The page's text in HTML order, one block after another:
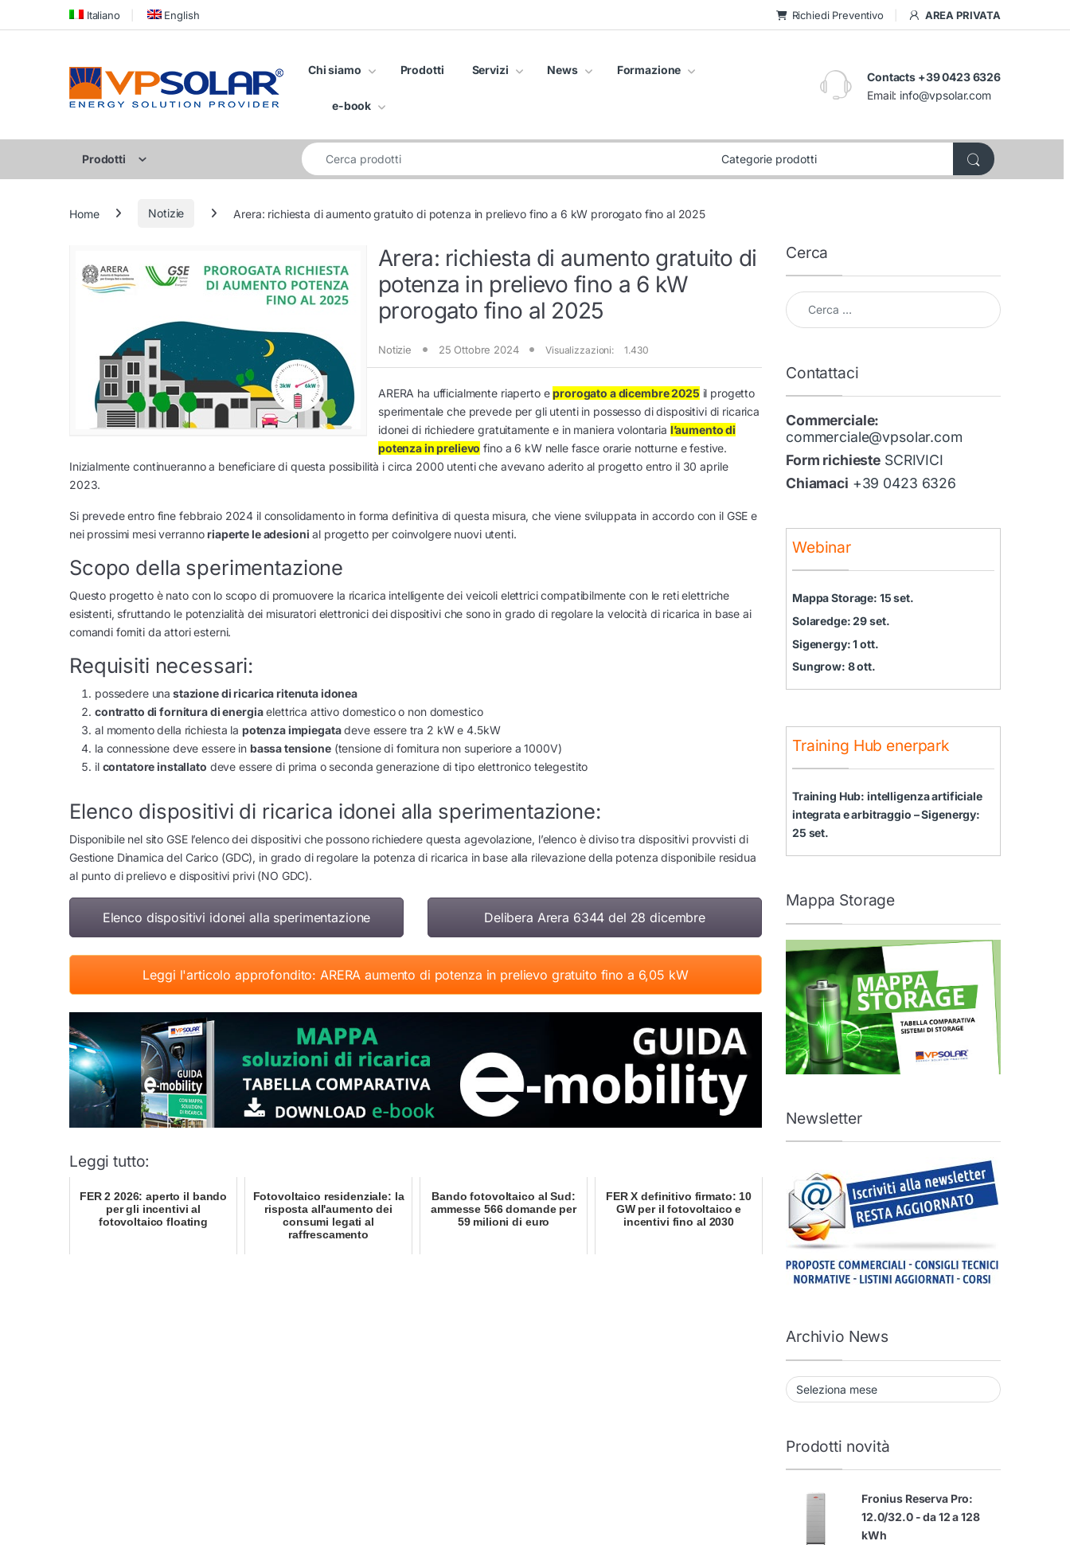
Skip to navigation
Skip to content Italiano English Richiedi Preventivo AREA PRIVATA
Chi siamo Prodotti Servizi News Formazione
e-book
Contacts +39 0423 6326
Email: info@vpsolar.com
Prodotti
Cerca per:
Home Notizie Arera: richiesta di aumento gratuito di potenza in prelievo fino a 6 kW prorogato fino al 2025
Arera: richiesta di aumento gratuito di
potenza in prelievo fino a 6 kW
prorogato fino al 2025
Notizie 25 Ottobre 2024 Visualizzazioni: 1.430
ARERA ha ufficialmente riaperto eprorogato a dicembre 2025 il progetto
sperimentale che prevede per gli utenti in possesso di dispositivi di ricarica
idonei di richiedere gratuitamente e in maniera volontaria l’aumento di
potenza in prelievo fino a 6 kW nelle fasce orarie notturne e festive.
Inizialmente continueranno a beneficiare di questa possibilità i circa 2000 utenti che avevano aderito al progetto entro il 30 aprile
2023.
Si prevede entro fine febbraio 2024 il consolidamento in forma definitiva di questa misura, che viene sviluppata in accordo con il GSE e
nei prossimi mesi verrannoriaperte le adesioni al progetto per coinvolgere nuovi utenti.
Scopo della sperimentazione
Questo progetto è nato con lo scopo di promuovere la ricarica intelligente dei veicoli elettrici compatibilmente con le reti elettriche
esistenti, sfruttando le potenzialità dei misuratori elettronici dei dispositivi che sono in grado di regolare la velocità di ricarica in base ai
comandi forniti da attori esterni.
Requisiti necessari:
possedere una stazione di ricarica ritenuta idonea
contratto di fornitura di energiaelettrica attivo domestico o non domestico
al momento della richiesta la potenza impiegatadeve essere tra 2 kW e 4.5kW
la connessione deve essere in bassa tensione(tensione di fornitura non superiore a 1000V)
il contatore installato deve essere di prima o seconda generazione di tipo elettronico telegestito
Elenco dispositivi di ricarica idonei alla sperimentazione:
Disponibile nel sito GSE l’elenco dei dispositivi che possono richiedere questa agevolazione, l’elenco è diviso tra dispositivi provvisti di
Gestione Dinamica del Carico (GDC), in grado di regolare la potenza di ricarica in base alla rilevazione della potenza disponibile residua
al punto di prelievo e dispositivi privi (NO GDC).
Elenco dispositivi idonei alla sperimentazione Delibera Arera 6344 del 28 dicembre
Leggi l'articolo approfondito: ARERA aumento di potenza in prelievo gratuito fino a 6,05 kW
Leggi tutto:
FER 2 2026: aperto il bando
per gli incentivi al
fotovoltaico floating
Fotovoltaico residenziale: la
risposta all'aumento dei
consumi legati al
raffrescamento
Bando fotovoltaico al Sud:
ammesse 566 domande per
59 milioni di euro
FER X definitivo firmato: 10
GW per il fotovoltaico e
incentivi fino al 2030
Cerca
Cerca per:
Contattaci
Commerciale:
commerciale@vpsolar.com
Form richieste SCRIVICI
Chiamaci +39 0423 6326
Webinar
Mappa Storage: 15 set.
Solaredge: 29 set.
Sigenergy: 1 ott.
Sungrow: 8 ott.
Training Hub enerpark
Training Hub: intelligenza artificiale
integrata e arbitraggio – Sigenergy:
25 set.
Mappa Storage
Newsletter
Archivio News
Archivio News
Prodotti novità
Fronius Reserva Pro:
12.0/32.0 - da 12 a 128
kWh